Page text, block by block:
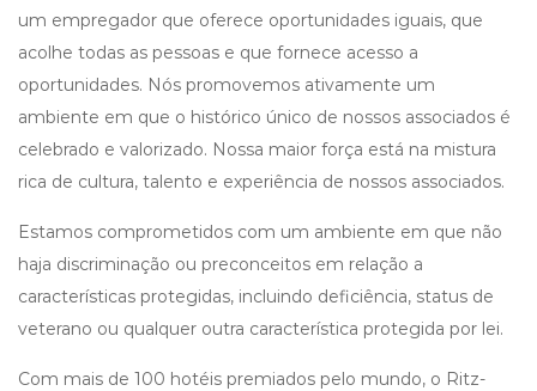
um empregador que oferece oportunidades iguais, que
acolhe todas as pessoas e que fornece acesso a
oportunidades. Nós promovemos ativamente um
ambiente em que o histórico único de nossos associados é
celebrado e valorizado. Nossa maior força está na mistura
rica de cultura, talento e experiência de nossos associados.
Estamos comprometidos com um ambiente em que não
haja discriminação ou preconceitos em relação a
características protegidas, incluindo deficiência, status de
veterano ou qualquer outra característica protegida por lei.
Com mais de 100 hotéis premiados pelo mundo, o Ritz-